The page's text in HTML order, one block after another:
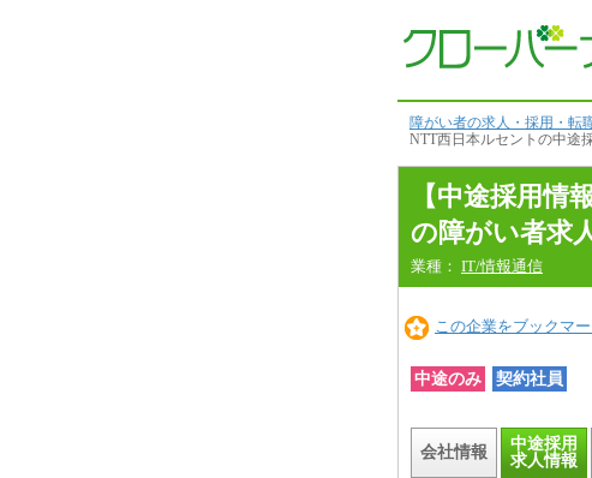
障がい者の求人・採用・転
NTT西日本ルセントの中途
【中途採用情
の障がい者求
業種： IT/情報通信
この企業をブックマー
中途のみ 契約社員
会社情報
中途採用
求人情報